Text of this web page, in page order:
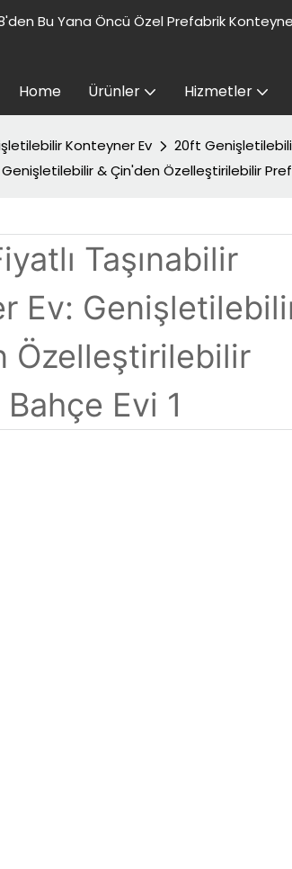
Bu Yana Öncü Özel Prefabrik
Home Ürünler Hizmetler
Konteyner Ev
20ft
Genişletilebilir & Çin'den Özelleştirilebilir